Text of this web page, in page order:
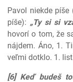
Pavol niekde
píše): „Ty si si
hovorí o tom, že
nájdem. Áno, 1.
veľmi dotklo. 1.
[6] Keď budeš